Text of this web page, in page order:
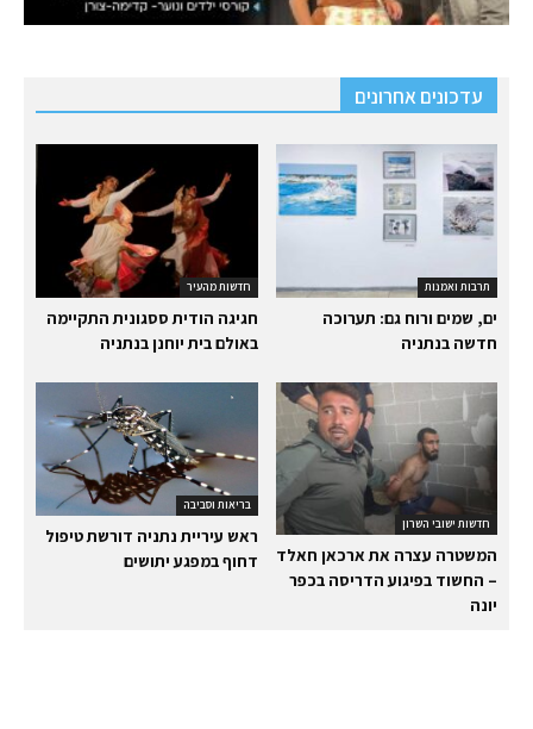
עדכונים אחרונים
חדשות מהעיר
חגיגה הודית ססגונית התקיימה
באולם בית יוחנן בנתניה
תרבות ואמנות
ים, שמים ורוח גם: תערוכה
חדשה בנתניה
בריאות וסביבה
ראש עיריית נתניה דורשת טיפול
דחוף במפגע יתושים
חדשות ישובי השרון
המשטרה עצרה את ארכאן חאלד
– החשוד בפיגוע הדריסה בכפר
יונה